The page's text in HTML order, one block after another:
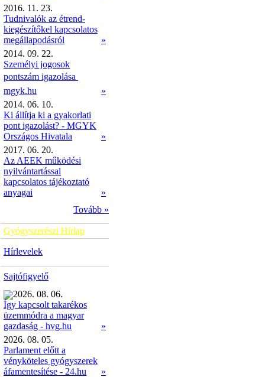
2016. 11. 23.
Tudnivalók az étrend-
kiegészítőkel kapcsolatos
megállapodásról
»
2014. 09. 22.
Személyi jogosok
pontszám igazolása 
mgyk.hu
»
2014. 06. 10.
Ki állítja ki a gyakorlati
pont igazolást? - MGYK
Országos Hivatala
»
2017. 06. 20.
Az AEEK működési
nyilvántartással
kapcsolatos tájékoztató
anyagai
»
Tovább »
Gyógyszerészi Hírlap
Hírlevelek
Sajtófigyelő
2026. 08. 06.
Így kapcsolt takarékos
üzemmódra a magyar
gazdaság - hvg.hu
»
2026. 08. 05.
Parlament előtt a
vényköteles gyógyszerek
áfamentesítése - 24.hu
»